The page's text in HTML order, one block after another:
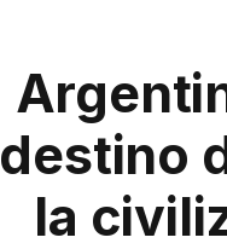
destino
la